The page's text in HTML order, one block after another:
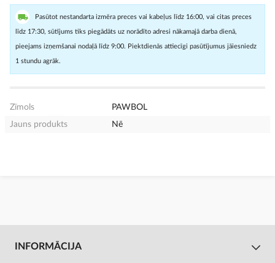
Pasūtot nestandarta izmēra preces vai kabeļus līdz 16:00, vai citas preces
līdz 17:30, sūtījums tiks piegādāts uz norādīto adresi nākamajā darba dienā,
pieejams izņemšanai nodaļā līdz 9:00. Piektdienās attiecīgi pasūtījumus jāiesniedz
1 stundu agrāk.
Zīmols
PAWBOL
Jauns produkts
Nē
INFORMĀCIJA